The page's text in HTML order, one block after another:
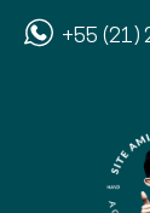
+55 (21)